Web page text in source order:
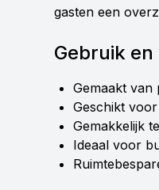
gasten een
Gebruik
Gemaakt van
Geschikt
Gemakkelijk
Ideaal voor